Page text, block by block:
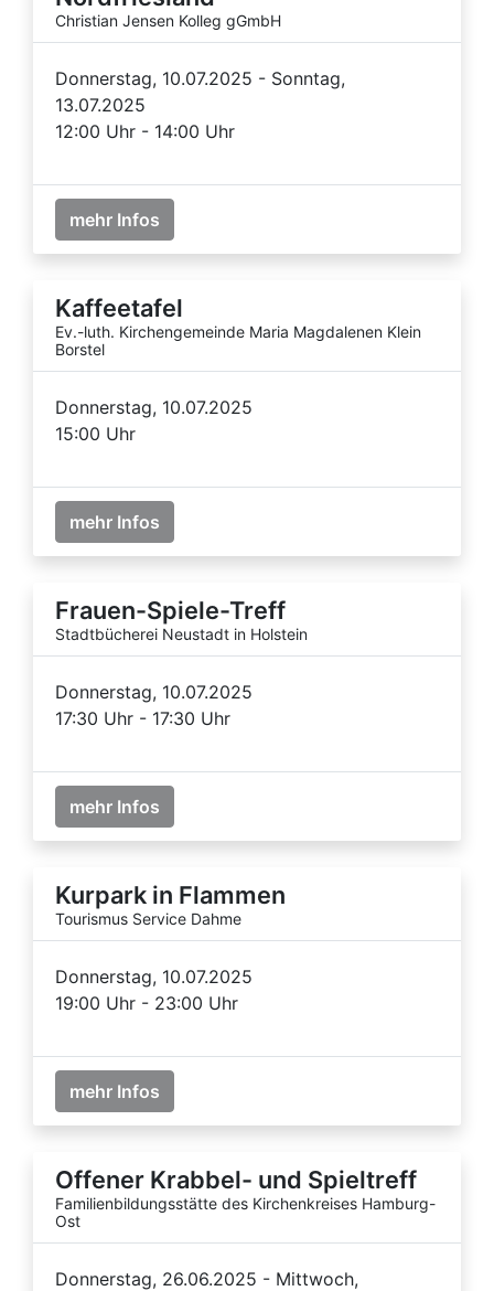
Christian Jensen Kolleg gGmbH
Donnerstag, 10.07.2025 - Sonntag,
13.07.2025
12:00 Uhr - 14:00 Uhr
mehr Infos
Kaffeetafel
Ev.-luth. Kirchengemeinde Maria Magdalenen Klein
Borstel
Donnerstag, 10.07.2025
15:00 Uhr
mehr Infos
Frauen-Spiele-Treff
Stadtbücherei Neustadt in Holstein
Donnerstag, 10.07.2025
17:30 Uhr - 17:30 Uhr
mehr Infos
Kurpark in Flammen
Tourismus Service Dahme
Donnerstag, 10.07.2025
19:00 Uhr - 23:00 Uhr
mehr Infos
Offener Krabbel- und Spieltreff
Familienbildungsstätte des Kirchenkreises Hamburg-
Ost
Donnerstag, 26.06.2025 - Mittwoch,